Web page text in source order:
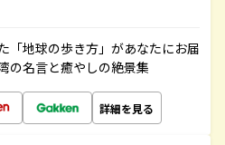
「地球の歩き方」があなたにお届
の名言と癒やしの絶景集
詳細を見る